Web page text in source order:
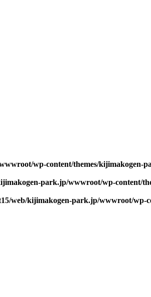
wp-content/themes/kijimakogen-
park.jp/wwwroot/wp-content/
web/kijimakogen-park.jp/wwwroot/wp-